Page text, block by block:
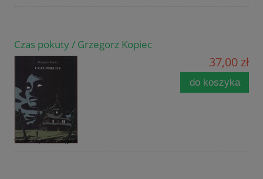
Czas pokuty / Grzegorz Kopiec
37,00 zł
do koszyka